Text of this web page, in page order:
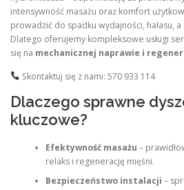
intensywność masażu oraz komfort
prowadzić do spadku wydajności, hałasu,
Dlatego oferujemy kompleksowe usługi
się na mechanicznej naprawie i
Skontaktuj się z nami: 570 933 114
Dlaczego sprawne
kluczowe?
Efektywność masażu –
relaks i regenerację mięśni.
Bezpieczeństwo instalacji –